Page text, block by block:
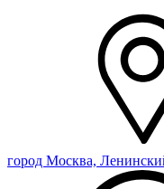
город Москва,